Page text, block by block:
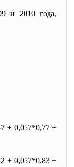
и 2010 года,
+ 0,057*0,77 +
+ 0,057*0,83 +